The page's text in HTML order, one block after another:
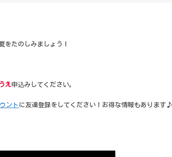
をたのしみましょう！
え申込みしてください。
ント に友達登録をしてください！お得な情報もあります♪